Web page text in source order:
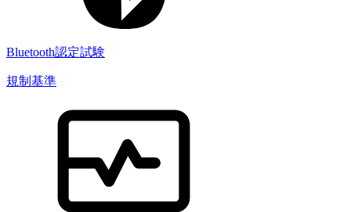
Bluetooth認定試験
規制基準